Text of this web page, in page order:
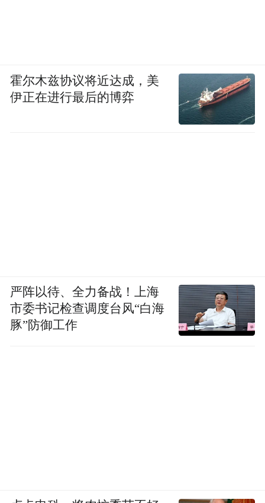
霍尔木兹协议将近达成，美
伊正在进行最后的博弈
严阵以待、全力备战！上海
市委书记检查调度台风“白海
豚”防御工作